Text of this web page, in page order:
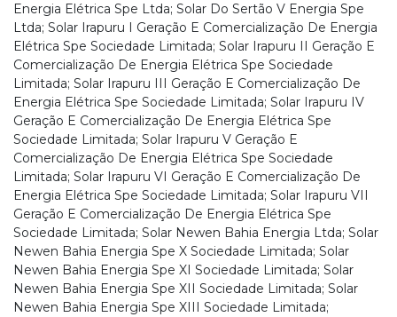
Energia Elétrica Spe Ltda; Solar Do Sertão V Energia Spe
Ltda; Solar Irapuru I Geração E Comercialização De Energia
Elétrica Spe Sociedade Limitada; Solar Irapuru II Geração E
Comercialização De Energia Elétrica Spe Sociedade
Limitada; Solar Irapuru III Geração E Comercialização De
Energia Elétrica Spe Sociedade Limitada; Solar Irapuru IV
Geração E Comercialização De Energia Elétrica Spe
Sociedade Limitada; Solar Irapuru V Geração E
Comercialização De Energia Elétrica Spe Sociedade
Limitada; Solar Irapuru VI Geração E Comercialização De
Energia Elétrica Spe Sociedade Limitada; Solar Irapuru VII
Geração E Comercialização De Energia Elétrica Spe
Sociedade Limitada; Solar Newen Bahia Energia Ltda; Solar
Newen Bahia Energia Spe X Sociedade Limitada; Solar
Newen Bahia Energia Spe XI Sociedade Limitada; Solar
Newen Bahia Energia Spe XII Sociedade Limitada; Solar
Newen Bahia Energia Spe XIII Sociedade Limitada;